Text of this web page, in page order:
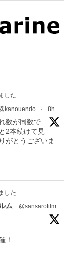
した
· 8h
数が同数で
2本続けて見
がとうございま
した
ム
@sansarofilm
！